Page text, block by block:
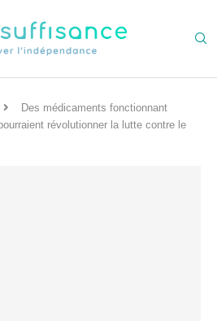
Des médicaments fonctionnant
révolutionner la lutte contre le